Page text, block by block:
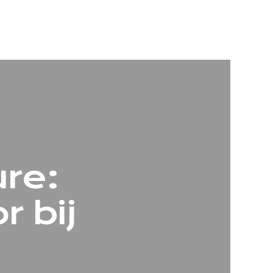
bij